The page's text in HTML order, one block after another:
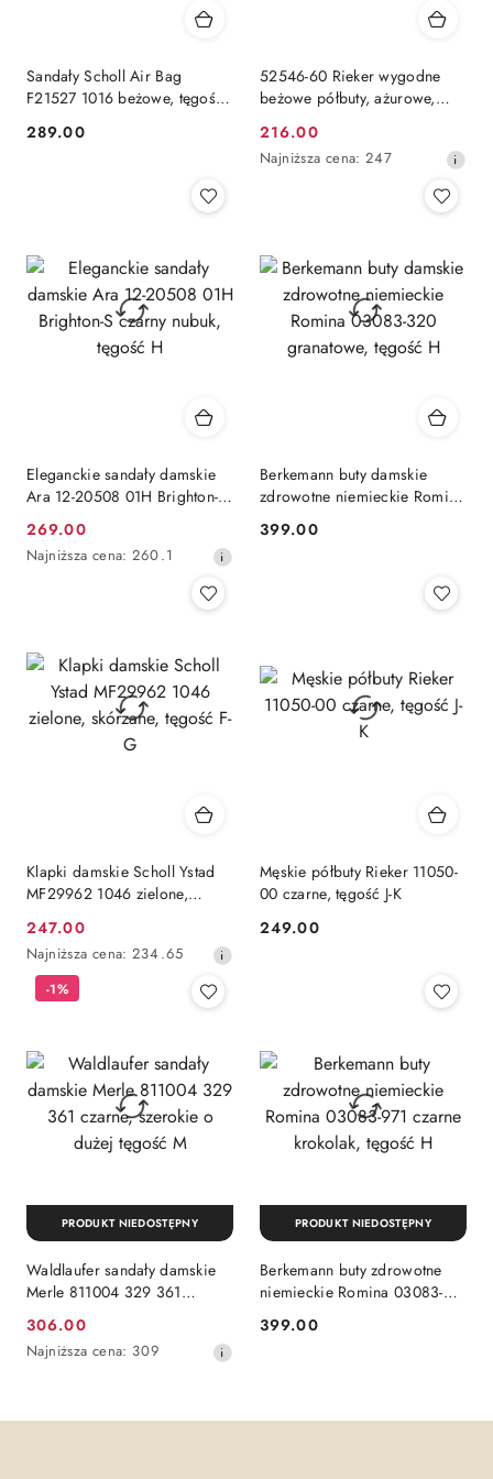
Sandały Scholl Air Bag
F21527 1016 beżowe, tęgość
Cena:
289.00
52546-60 Rieker wygodne
beżowe półbuty, ażurowe,
Cena
promocyjna:
216.00
Najniższa
przed
obniżką
Najniższa cena: 247
Eleganckie sandały damskie
Ara 12-20508 01H Brighton-S
Cena
promocyjna:
269.00
Najniższa
przed
obniżką
Najniższa cena: 260.1
Berkemann buty damskie
zdrowotne niemieckie Romina
H
Cena:
399.00
Klapki damskie Scholl Ystad
MF29962 1046 zielone,
Cena
promocyjna:
247.00
Najniższa
cena
przed
obniżką
Najniższa cena: 234.65
Męskie półbuty Rieker 11050-
00 czarne, tęgość J-K
Cena:
249.00
Waldlaufer sandały damskie
Merle 811004 329 361
tęgość M
Cena
promocyjna:
306.00
Najniższa
Najniższa cena: 309
-1%
PRODUKT NIEDOSTĘPNY
Berkemann buty zdrowotne
niemieckie Romina 03083-
Cena:
399.00
PRODUKT NIEDOSTĘPNY